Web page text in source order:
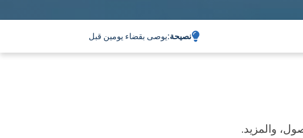
نصيحة:يوصى بقضاء يومين قبل
والمزيد.